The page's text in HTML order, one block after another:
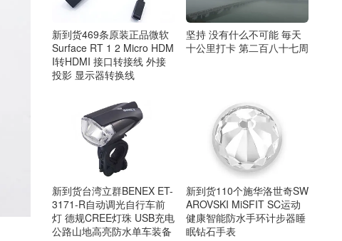
新到货469条原装正品微软
Surface RT 1 2 Micro HDM
I转HDMI 接口转接线 外接
投影 显示器转换线
坚持 没有什么不可能 毎天
十公里打卡 第二百八十七周
新到货台湾立群BENEX ET-
3171-R自动调光自行车前
灯 德规CREE灯珠 USB充电
公路山地高亮防水单车装备
新到货110个施华洛世奇SW
AROVSKI MiSFIT SC运动
健康智能防水手环计步器睡
眠钻石手表